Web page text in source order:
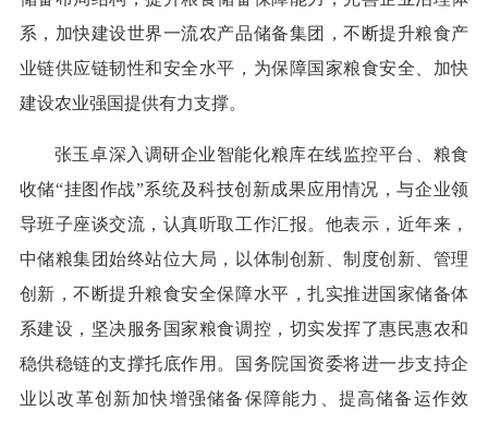
系，加快建设世界一流农产品储备集团，不断提升粮食产
业链供应链韧性和安全水平，为保障国家粮食安全、加快
建设农业强国提供有力支撑。
张玉卓深入调研企业智能化粮库在线监控平台、粮食
收储“挂图作战”系统及科技创新成果应用情况，与企业领
导班子座谈交流，认真听取工作汇报。他表示，近年来，
中储粮集团始终站位大局，以体制创新、制度创新、管理
创新，不断提升粮食安全保障水平，扎实推进国家储备体
系建设，坚决服务国家粮食调控，切实发挥了惠民惠农和
稳供稳链的支撑托底作用。国务院国资委将进一步支持企
业以改革创新加快增强储备保障能力、提高储备运作效